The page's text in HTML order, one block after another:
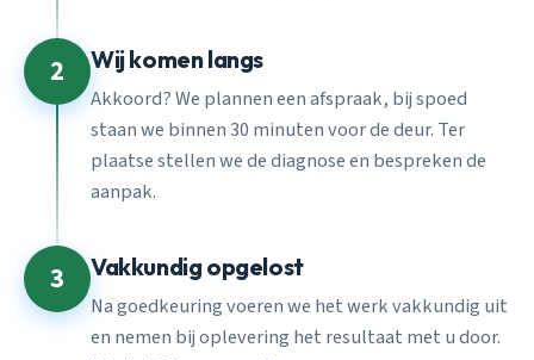
2 Wij komen langs
Akkoord? We plannen een afspraak, bij spoed
staan we binnen 30 minuten voor de deur. Ter
plaatse stellen we de diagnose en bespreken de
aanpak.
3 Vakkundig opgelost
Na goedkeuring voeren we het werk vakkundig uit
en nemen bij oplevering het resultaat met u door.